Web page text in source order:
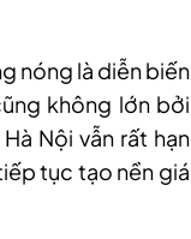
nóng là diễn biến
không lớn bởi
Nội vẫn rất hạn
tục tạo nền giá